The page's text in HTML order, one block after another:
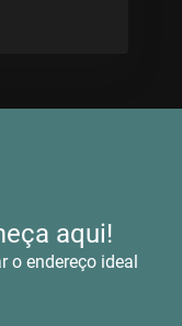
aqui!
o endereço ideal